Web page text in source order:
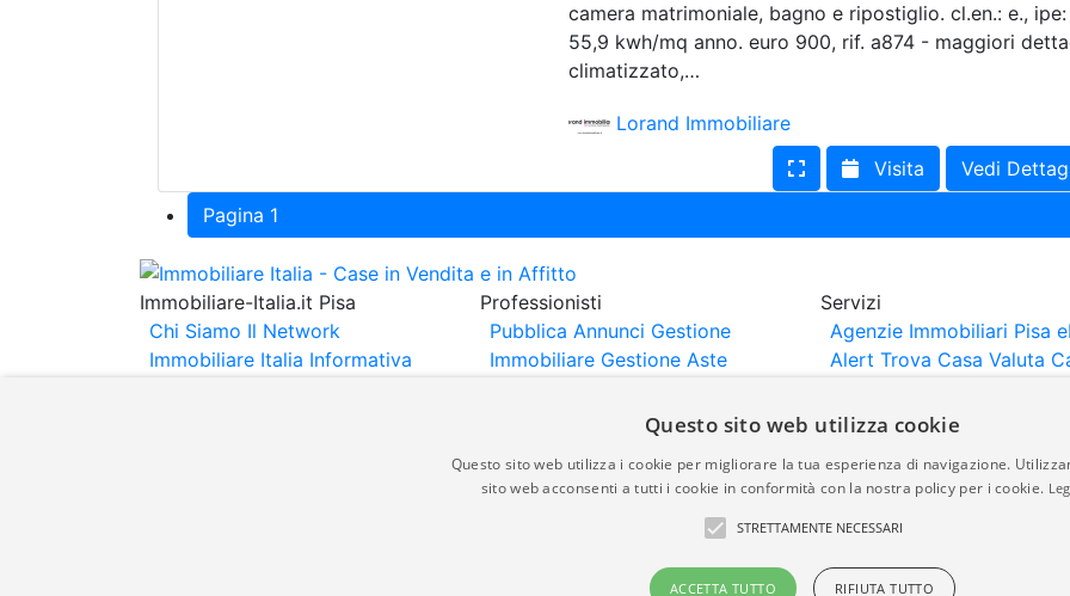
camera matrimoniale, bagno e ripostiglio. cl.en.: e., ipe:
55,9 kwh/mq anno. euro 900, rif. a874 - maggiori
climatizzato,…
Lorand Immobiliare
Visita
Vedi
Pagina 1
Immobiliare-Italia.it Pisa
Chi Siamo Il Network
Immobiliare Italia Informativa
Professionisti
Pubblica Annunci Gestione
Immobiliare Gestione Aste
Importazione
Servizi
Agenzie Immobiliari Pisa
Alert Trova Casa Valuta
Gli annunci immobiliari presenti su immobiliare-italia.it vengono pubblicati da agenzie immobiliari e
italia.it quindi non è responsabile della veridicità, della correttezza, della completezza, della
Questo sito web utilizza cookie
Questo sito web utilizza i cookie per migliorare la tua esperienza di navigazione.
sito web acconsenti a tutti i cookie in conformità con la nostra policy per i cookie.
STRETTAMENTE NECESSARI
ACCETTA TUTTO RIFIUTA TUTTO